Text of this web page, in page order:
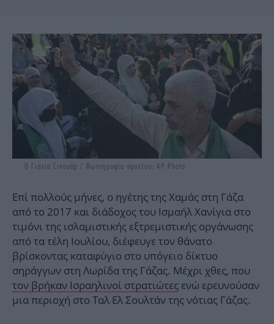
Ο Γιαχία Σινουάρ / Φωτογραφία αρχείου: AP Photo
Επί πολλούς μήνες, ο ηγέτης της Χαμάς στη Γάζα
από το 2017 και διάδοχος του Ισμαήλ Χανίγια στο
τιμόνι της ισλαμιστικής εξτρεμιστικής οργάνωσης
από τα τέλη Ιουλίου, διέφευγε τον θάνατο
βρίσκοντας καταφύγιο στο υπόγειο δίκτυο
σηράγγων στη Λωρίδα της Γάζας. Μέχρι χθες, που
τον βρήκαν Ισραηλινοί στρατιώτες ενώ ερευνούσαν
μια περιοχή στο Ταλ Ελ Σουλτάν της νότιας Γάζας.